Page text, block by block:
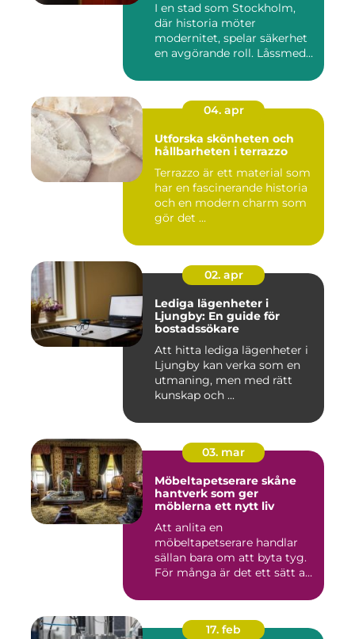
I en stad som Stockholm,
där historia möter
modernitet, spelar säkerhet
en avgörande roll. Låssmed
04. apr
Utforska skönheten och
hållbarheten i terrazzo
Terrazzo är ett material som
har en fascinerande historia
och en modern charm som
gör det ...
02. apr
Lediga lägenheter i
Ljungby: En guide för
bostadssökare
Att hitta lediga lägenheter i
Ljungby kan verka som en
utmaning, men med rätt
kunskap och ...
03. mar
Möbeltapetserare skåne
hantverk som ger
möblerna ett nytt liv
Att anlita en
möbeltapetserare handlar
sällan bara om att byta tyg.
För många är det ett sätt att
17. feb